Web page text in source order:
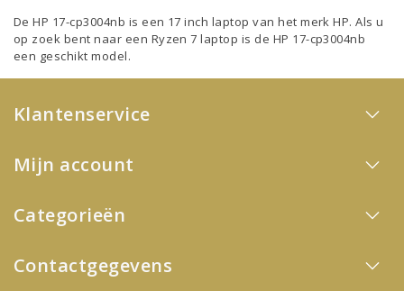
De HP 17-cp3004nb is een 17 inch laptop van het merkHP. Als u
op zoek bent naar een Ryzen 7 laptop is de HP 17-cp3004nb
een geschikt model.
Klantenservice
Mijn account
Categorieën
Contactgegevens